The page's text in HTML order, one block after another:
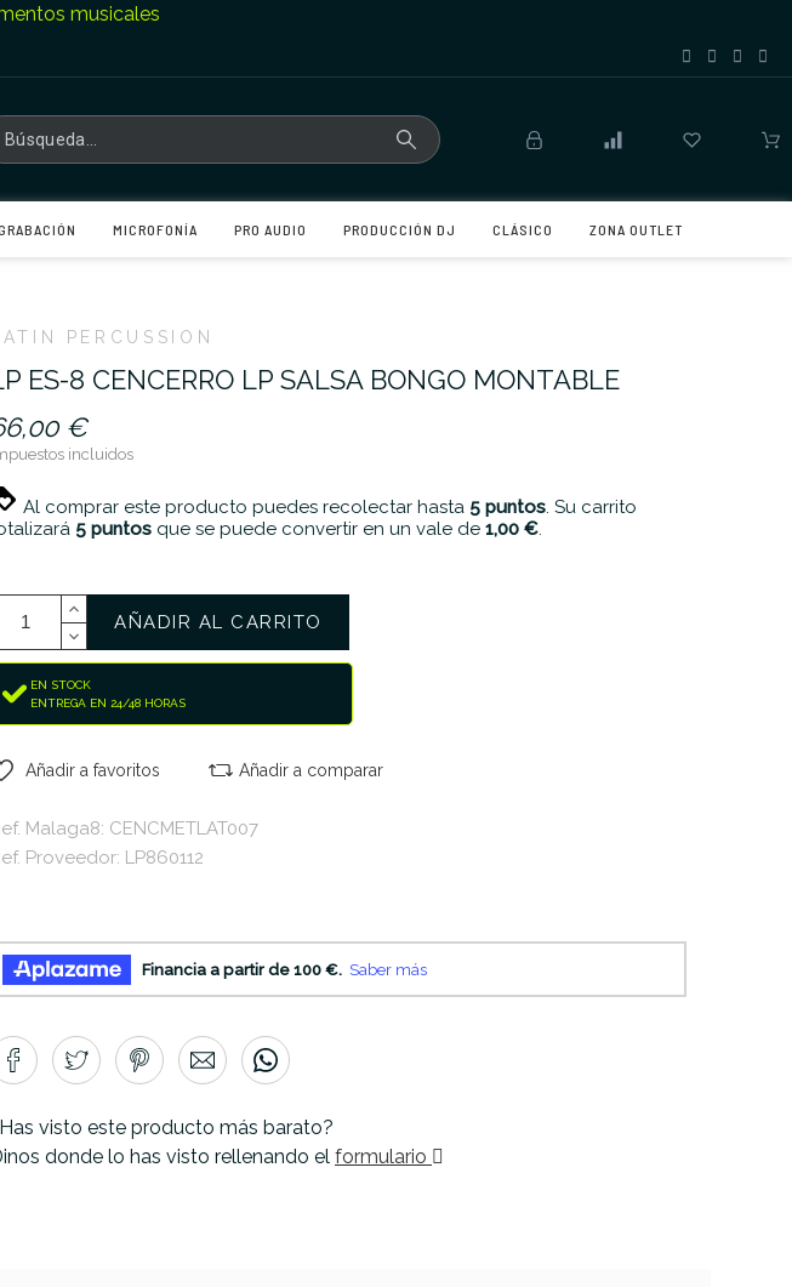
musicales
MICROFONÍA PRO AUDIO PRODUCCIÓN DJ CLÁSICO ZONA OUTLET
PERCUSSION
ES-8 CENCERRO LP SALSA BONGO MONTABLE
€
incluidos
Al comprar este producto puedes recolectar hasta 5 puntos. Su carrito
5 puntos que se puede convertir en un vale de 1,00 €.
AÑADIR AL CARRITO
EN STOCK
ENTREGA EN 24/48 HORAS
Añadir a favoritos Añadir a comparar
Malaga8: CENCMETLAT007
Proveedor: LP860112
visto este producto más barato?
donde lo has visto rellenando el formulario